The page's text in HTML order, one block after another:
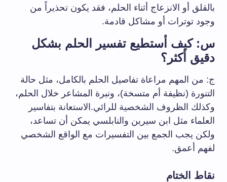
بالقلق أو الانزعاج أثناء الحلم، فقد يكون تحذيراً من
وجود توترات أو مشاكل قادمة.
س: كيف أستطيع تفسير الحلم بشكل
دقيق أكثر؟
ج: من المهم مراعاة تفاصيل الحلم بالكامل، مثل حالة
التنورة (نظيفة أم متسخة)، ونبرة المشاعر خلال الحلم،
وكذلك الظروف الشخصية للرائي.الاستعانة بتفاسير
العلماء مثل ابن سيرين والنابلسي يمكن أن تساعد،
ولكن يجب الجمع بين التفسيرات مع الواقع الشخصي
لفهم أعمق.
نقاط الختام